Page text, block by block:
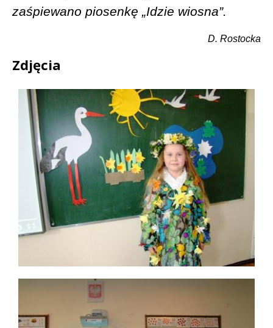
zaśpiewano piosenkę „Idzie wiosna”.
D. Rostocka
Zdjęcia